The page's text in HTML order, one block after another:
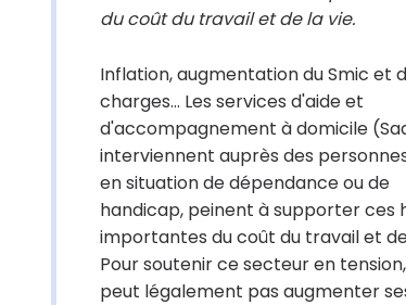
du coût du travail et de la vie.
Inflation, augmentation du Smic et
charges... Les services d'aide et
d'accompagnement à domicile
interviennent auprès des
en situation de dépendance ou de
handicap, peinent à supporter ces
importantes du coût du travail et
Pour soutenir ce secteur en
peut légalement pas augmenter